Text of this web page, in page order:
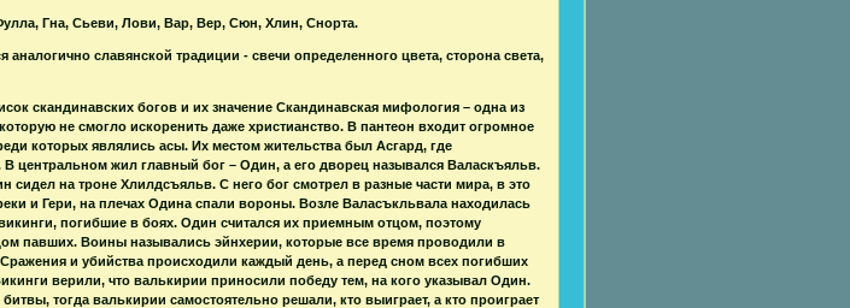
Гна, Сьеви, Лови, Вар, Вер, Сюн, Хлин, Снорта.
аналогично славянской традиции - свечи определенного цвета, сторона света,
скандинавских богов и их значение Скандинавская мифология – одна из
не смогло искоренить даже христианство. В пантеон входит огромное
которых являлись асы. Их местом жительства был Асгард, где
центральном жил главный бог – Один, а его дворец назывался Валаскъяльв.
на троне Хлилдсъяльв. С него бог смотрел в разные части мира, в это
и Гери, на плечах Одина спали вороны. Возле Валасъкльвала находилась
погибшие в боях. Один считался их приемным отцом, поэтому
павших. Воины назывались эйнхерии, которые все время проводили в
и убийства происходили каждый день, а перед сном всех погибших
верили, что валькирии приносили победу тем, на кого указывал Один.
тогда валькирии самостоятельно решали, кто выиграет, а кто проиграет